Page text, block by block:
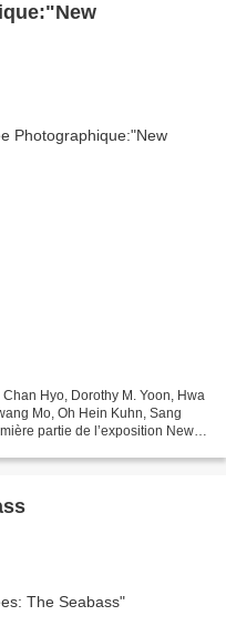
Hyo, Dorothy M. Yoon, Hwa
Mo, Oh Hein Kuhn, Sang
partie de l’exposition New